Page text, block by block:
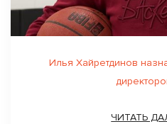
Илья Хайретдинов
ЧИТАТЬ